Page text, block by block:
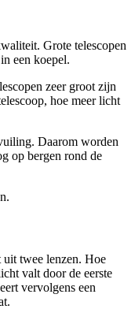
Grote telescopen
een koepel.
zeer groot zijn
hoe meer licht
Daarom worden
op bergen rond de
uit twee lenzen. Hoe
valt door de eerste
vervolgens een